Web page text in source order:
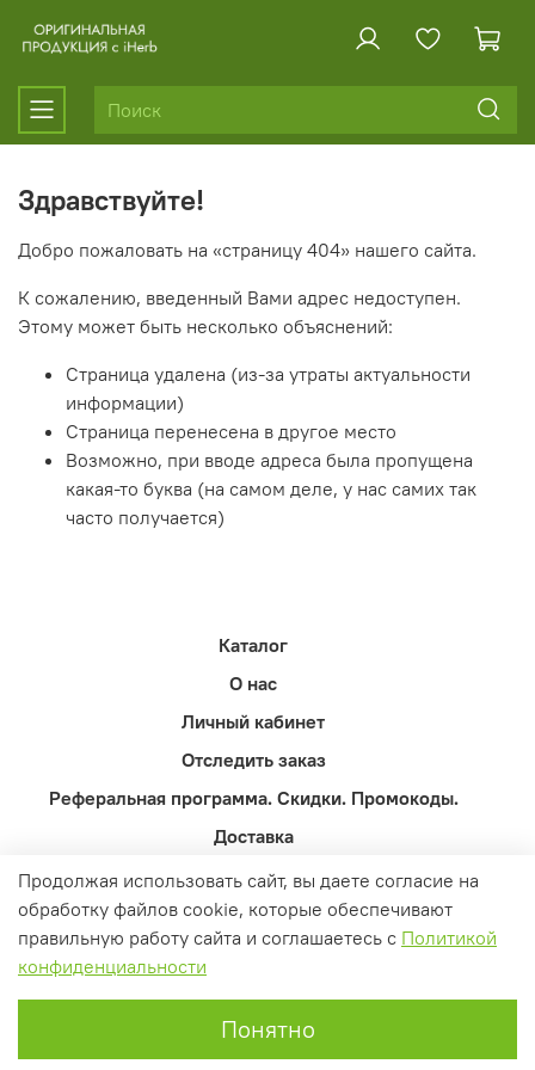
Здравствуйте!
Добро пожаловать на «страницу 404» нашего сайта.
К сожалению, введенный Вами адрес недоступен.
Этому может быть несколько объяснений:
Страница удалена (из-за утраты актуальности
информации)
Страница перенесена в другое место
Возможно, при вводе адреса была пропущена
какая-то буква (на самом деле, у нас самих так
часто получается)
Каталог
О нас
Личный кабинет
Отследить заказ
Реферальная программа. Скидки. Промокоды.
Доставка
Оферта и политика конфиденциальности
Пользовательское соглашение
Контакты
Продолжая использовать сайт, вы даете согласие на
обработку файлов cookie, которые обеспечивают
правильную работу сайта и соглашаетесь с Политикой
конфиденциальности
Понятно